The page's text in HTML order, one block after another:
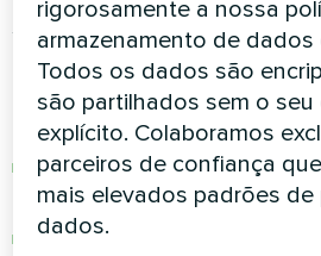
Salvaguardas de
Todos os processadores
obrigados a:
Assinar Acordos de
Dados (DPA) em
Implementar medidas de
rigorosamente a nossa
armazenamento de dados
Todos os dados são
são partilhados sem o
explícito. Colaboramos
parceiros de confiança
mais elevados padrões
dados.